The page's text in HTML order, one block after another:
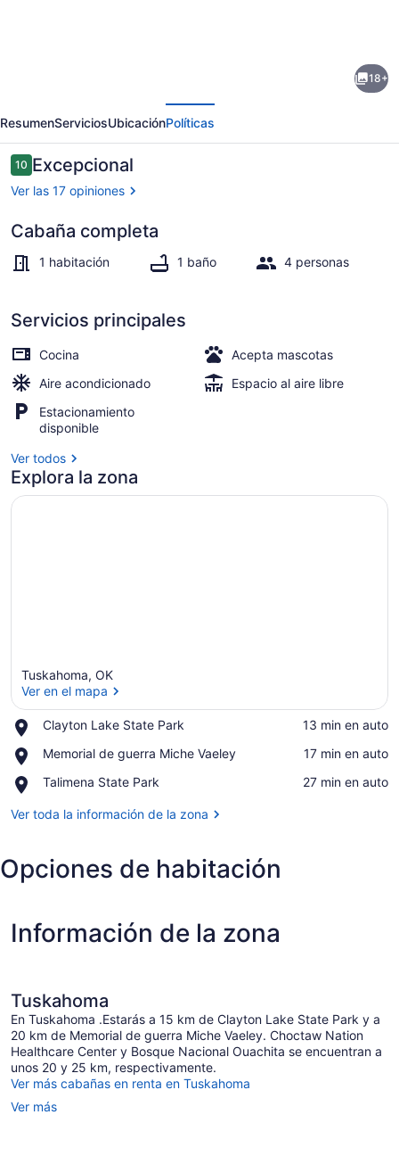
To
Nature’s
Embrace:
Uncle
Creek
Retreat
Ruby's
Cabin
18+
ResumenServiciosUbicaciónPolíticas
Opiniones
1010 de 10,
Excepcional
Ver las 17 opiniones
Cabaña completa
1 habitación 1 baño 4 personas
Servicios principales
Cocina
Acepta mascotas
Aire acondicionado
Espacio al aire libre
Estacionamiento
disponible
Ver todos
Explora la zona
Tuskahoma, OK
Ver en el mapa
Clayton Lake State Park
Place,
Lake
Park
‪13 min en auto‬
Memorial de guerra Miche Vaeley
Place,
de
Miche
‪17 min en auto‬
Talimena State Park
Place,
State
‪27 min en auto‬
Ver toda la información de la zona
Opciones de habitación
Información de la zona
Tuskahoma
En Tuskahoma .Estarás a 15 km de Clayton Lake State Park y a
20 km de Memorial de guerra Miche Vaeley. Choctaw Nation
Healthcare Center y Bosque Nacional Ouachita se encuentran a
unos 20 y 25 km, respectivamente.
Ver más cabañas en renta en Tuskahoma
Ver más